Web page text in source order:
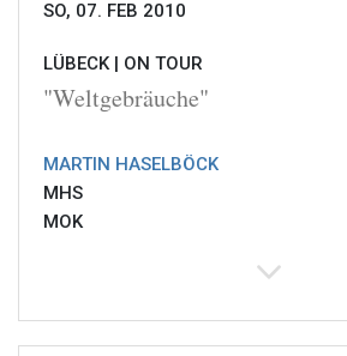
SO, 07. FEB 2010
LÜBECK | ON TOUR
"Weltgebräuche"
MARTIN HASELBÖCK
MHS
MOK